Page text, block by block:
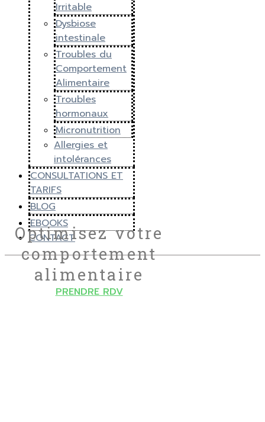
Irritable
Dysbiose
intestinale
Troubles du
Comportement
Alimentaire
Troubles
hormonaux
Micronutrition
Allergies et
intolérances
CONSULTATIONS ET
TARIFS
BLOG
EBOOKS
CONTACT
Optimisez votre
comportement
alimentaire
PRENDRE RDV